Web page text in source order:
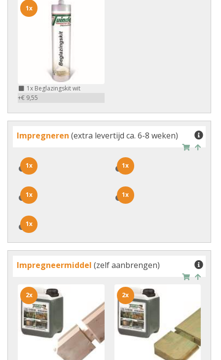
1x Beglazingskit wit
+€ 9,55
1x
Impregneren (extra levertijd ca. 6-8 weken)
1x
1x 1x
1x
1x
1x 1x
1x
1x
1x
Impregneermiddel (zelf aanbrengen)
2x 2x